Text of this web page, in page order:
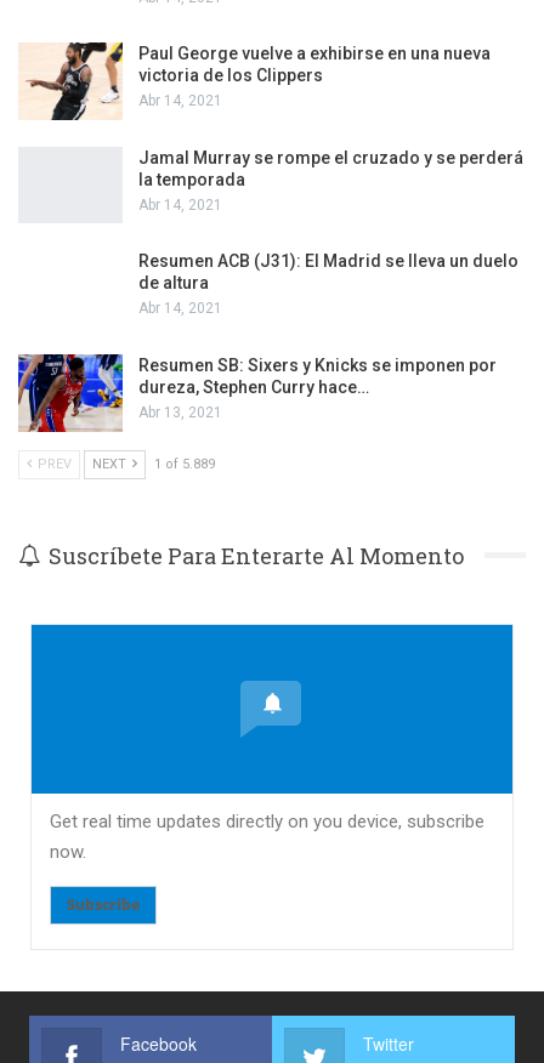
Paul George vuelve a exhibirse en una nueva
victoria de los Clippers
Abr 14, 2021
Jamal Murray se rompe el cruzado y se perderá
la temporada
Abr 14, 2021
Resumen ACB (J31): El Madrid se lleva un duelo
de altura
Abr 14, 2021
Resumen SB: Sixers y Knicks se imponen por
dureza, Stephen Curry hace…
Abr 13, 2021
PREV NEXT 1 of 5.889
Suscríbete Para Enterarte Al Momento
Get real time updates directly on you device, subscribe
now.
Subscribe
Facebook Twitter